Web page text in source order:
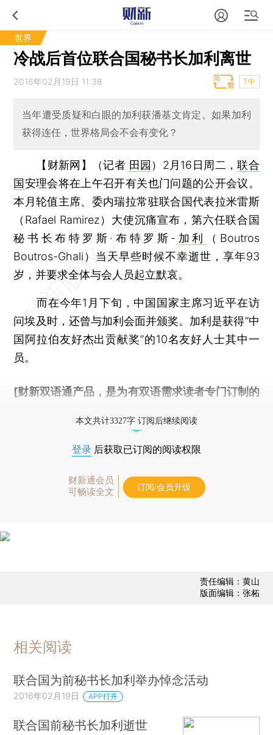
世界
冷战后首位联合国秘书长加利离世
2016年02月19日 11:38 T中
当年遭受质疑和白眼的加利获潘基文肯定。如果加利
获得连任，世界格局会不会有变化？
【财新网】（记者 田园 ） 2月16日周二，联合
国安理会将在上午召开有关也门问题的公开会议。
本月轮值主席、委内瑞拉常驻联合国代表拉米雷斯
（Rafael Ramirez）大使沉痛宣布，第六任联合国
秘书长布特罗斯·布特罗斯- 加利
（Boutros
Boutros-Ghali）当天早些时候不幸逝世，享年93
岁，并要求全体与会人员起立默哀。
而在今年1月下旬，中国国家主席习近平在访
问埃及时，还曾与加利会面并颁奖。加利是获得“中
国阿拉伯友好杰出贡献奖”的10名友好人士其中一
员。
[财新双语通产品，是为有双语需求读者专门订制的
本文共计3327字 订阅后继续阅读
登录 后获取已订阅的阅读权限
财新通会员
可畅读全文
订阅/会员升级
责任编辑：黄山
版面编辑：张柘
相关阅读
联合国为前秘书长加利举办悼念活动
2016年02月19日 APP打开
联合国前秘书长加利逝世